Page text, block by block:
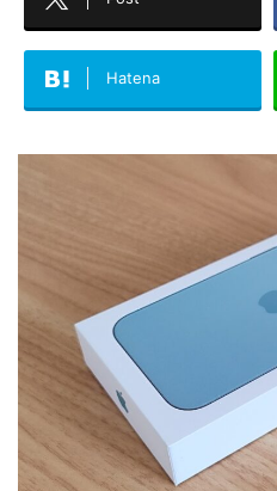
Hatena